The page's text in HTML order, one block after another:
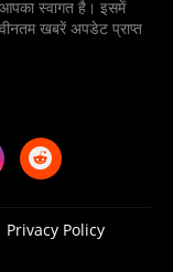
स्वागत है। इसमें
खबरें अपडेट प्राप्त
Privacy Policy